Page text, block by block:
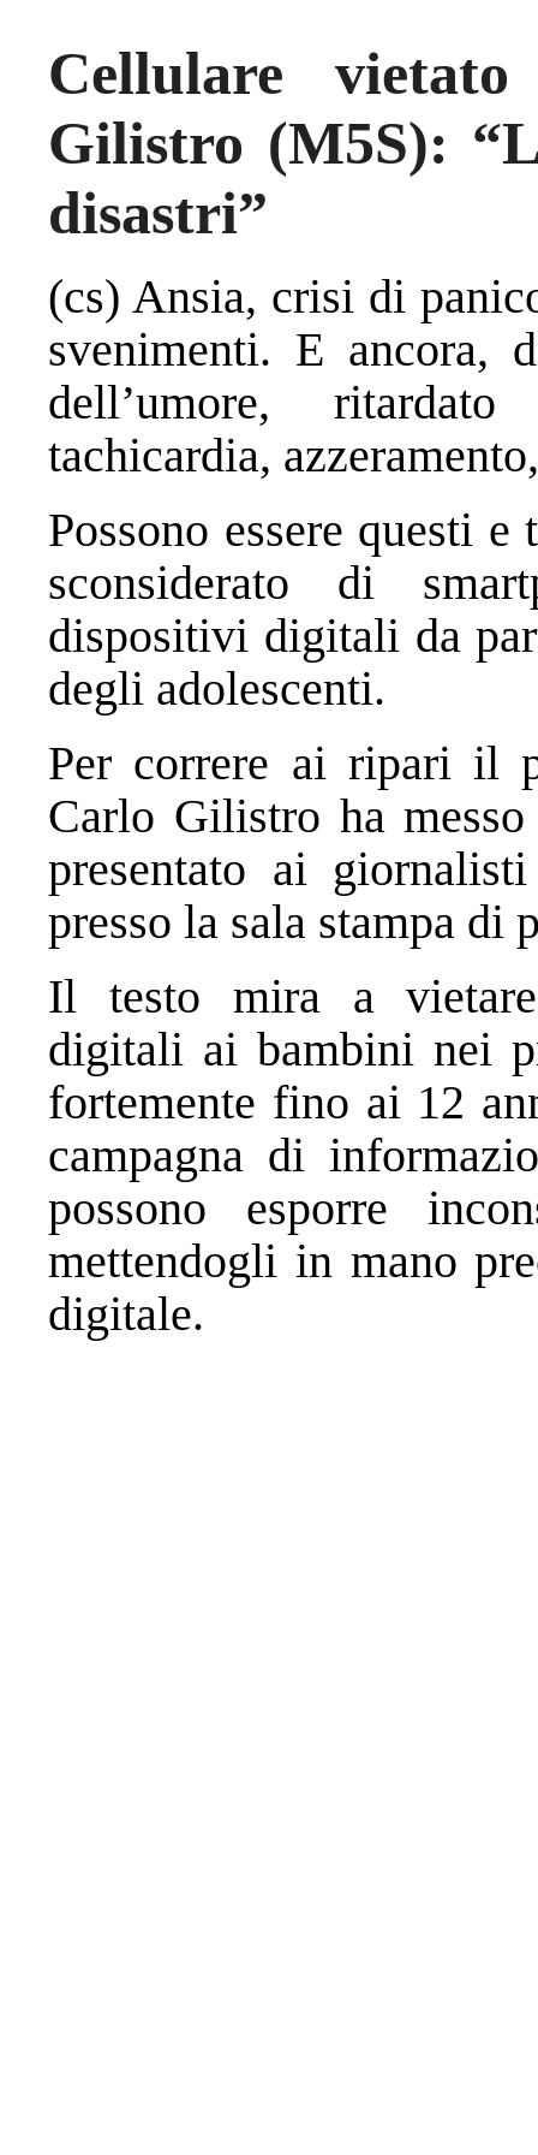
Cellulare
Gilistro (M5S):
disastri”
(cs) Ansia, crisi di
svenimenti. E ancora,
dell’umore,
tachicardia,
Possono essere questi
sconsiderato di
dispositivi digitali da
degli adolescenti.
Per correre ai ripari il
Carlo Gilistro ha
presentato ai
presso la sala stampa di
Il testo mira a vietare
digitali ai bambini nei
fortemente fino ai 12
campagna di
possono esporre
mettendogli in mano
digitale.